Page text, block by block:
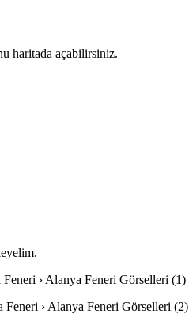
haritada açabilirsiniz.
› Alanya Feneri Görselleri (1)
› Alanya Feneri Görselleri (2)